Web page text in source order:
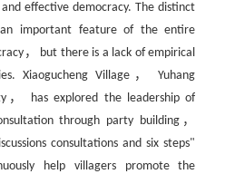
effective democracy. The distinct
important feature of the entire
， but there is a lack of empirical
Xiaogucheng Village， Yuhang
， has explored the leadership of
through party building，
consultations and six steps"
help villagers promote the